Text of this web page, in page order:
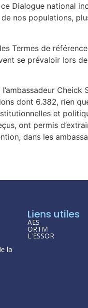
Dialogue national
nos populations,
Termes de
se prévaloir lors
dont 6.382, rien
et
ont permis
dans les
la
Liens utiles
AES
ORTM
L'ESSOR